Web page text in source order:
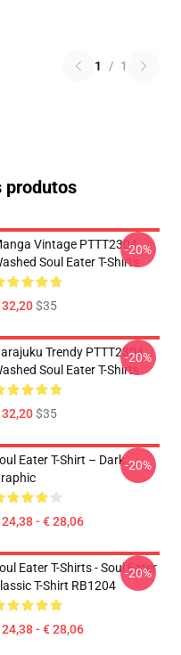
1 / 1
produtos
Vintage PTTT2304
Soul Eater T-Shirts
32,20$35
-20%
Trendy PTTT2304
Soul Eater T-Shirts
32,20$35
-20%
Eater T-Shirt – Dark
- € 28,06
-20%
Eater T-Shirts - Soul Eater
T-Shirt RB1204
- € 28,06
-20%